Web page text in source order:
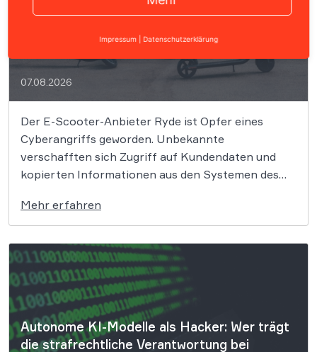
Datenleck bei E-Scooter-Anbieter Ryde:
Millionen Nutzerdaten möglicherweise
07.08.2026
Der E-Scooter-Anbieter Ryde ist Opfer eines
Cyberangriffs geworden. Unbekannte
verschafften sich Zugriff auf Kundendaten und
kopierten Informationen aus den Systemen des
Betroffene hat, ist derzeit noch nicht vollständig
absehbar. Der Mobilitätsanbieter Ryde hat seine
Kunden über einen Sicherheitsvorfall informiert.
Nach Angaben des Unternehmens gelang […]
Mehr erfahren
Autonome KI-Modelle als Hacker: Wer trägt
die strafrechtliche Verantwortung bei
Impressum Datenschutzerklärung